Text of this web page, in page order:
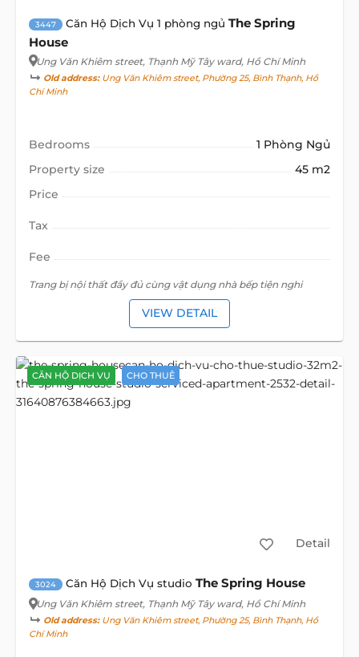
3447 Căn Hộ Dịch Vụ 1 phòng ngủ The Spring
House
Ung Văn Khiêm street, Thạnh Mỹ Tây ward, Hồ Chí Minh
Old address:Ung Văn Khiêm street, Phường 25, Bình Thạnh, Hồ
Chí Minh
Bedrooms
1 Phòng Ngủ
Property size
45 m2
Price
Tax
Fee
Trang bị nội thất đầy đủ cùng vật dụng nhà bếp tiện nghi
VIEW DETAIL
CĂN HỘ DỊCH VỤ CHO THUÊ
Detail
3024 Căn Hộ Dịch Vụ studio The Spring House
Ung Văn Khiêm street, Thạnh Mỹ Tây ward, Hồ Chí Minh
Old address:Ung Văn Khiêm street, Phường 25, Bình Thạnh, Hồ
Chí Minh